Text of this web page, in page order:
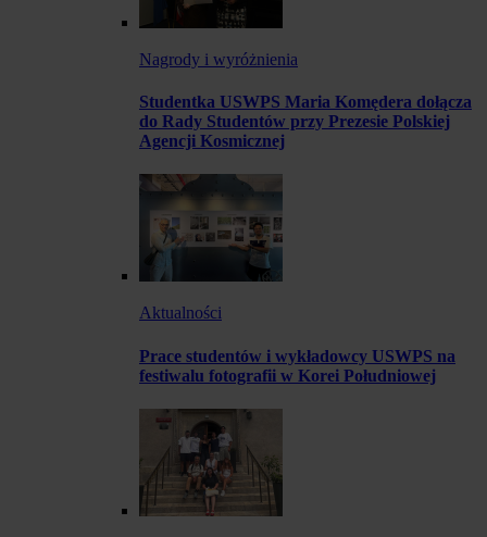
Nagrody i wyróżnienia
Studentka USWPS Maria Komędera dołącza
do Rady Studentów przy Prezesie Polskiej
Agencji Kosmicznej
Aktualności
Prace studentów i wykładowcy USWPS na
festiwalu fotografii w Korei Południowej